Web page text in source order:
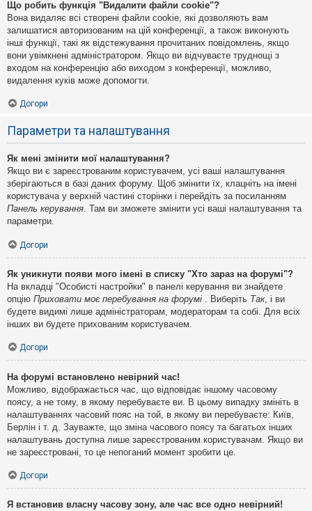
Що робить функція "Видалити файли cookie"?
Вона видаляє всі створені файли cookie, які дозволяють вам
залишатися авторизованим на цій конференції, а також виконують
інші функції, такі як відстежування прочитаних повідомлень, якщо
вони увімкнені адміністратором. Якщо ви відчуваєте труднощі з
входом на конференцію або виходом з конференції, можливо,
видалення куків може допомогти.
Догори
Параметри та налаштування
Як мені змінити мої налаштування?
Якщо ви є зареєстрованим користувачем, усі ваші налаштування
зберігаються в базі даних форуму. Щоб змінити їх, клацніть на імені
користувача у верхній частині сторінки і перейдіть за посиланням
Панель керування . Там ви зможете змінити усі ваші налаштування та
параметри.
Догори
Як уникнути появи мого імені в списку "Хто зараз на форумі"?
На вкладці "Особисті настройки" в панелі керування ви знайдете
опцію Приховати моє перебування на форумі . Виберіть Так, і ви
будете видимі лише адміністраторам, модераторам та собі. Для всіх
інших ви будете прихованим користувачем.
Догори
На форумі встановлено невірний час!
Можливо, відображається час, що відповідає іншому часовому
поясу, а не тому, в якому перебуваєте ви. В цьому випадку змініть в
налаштуваннях часовий пояс на той, в якому ви перебуваєте: Київ,
Берлін і т. д. Зауважте, що зміна часового поясу та багатьох інших
налаштувань доступна лише зареєстрованим користувачам. Якщо ви
не зареєстровані, то це непоганий момент зробити це.
Догори
Я встановив власну часову зону, але час все одно невірний!